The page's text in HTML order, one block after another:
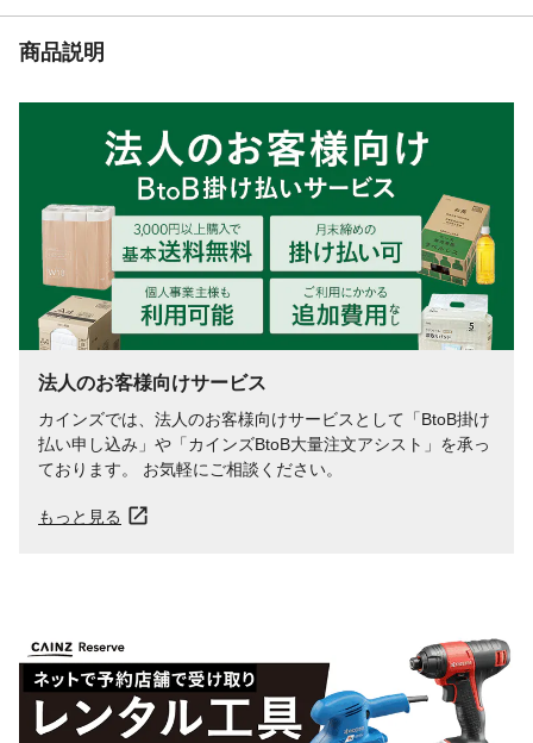
商品説明
法人のお客様向けサービス
カインズでは、法人のお客様向けサービスとして「BtoB掛け
払い申し込み」や「カインズBtoB大量注文アシスト」を承っ
ております。 お気軽にご相談ください。
もっと見る